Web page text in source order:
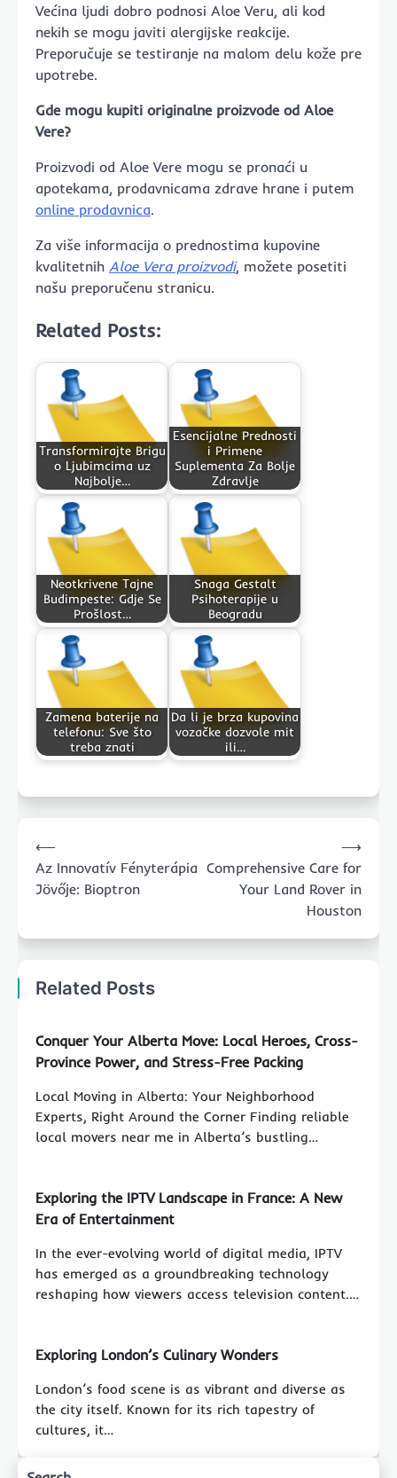
Većina ljudi dobro podnosi Aloe Veru, ali kod
nekih se mogu javiti alergijske reakcije.
Preporučuje se testiranje na malom delu kože pre
upotrebe.
Gde mogu kupiti originalne proizvode od Aloe
Vere?
Proizvodi od Aloe Vere mogu se pronaći u
apotekama, prodavnicama zdrave hrane i putem
online prodavnica.
Za više informacija o prednostima kupovine
kvalitetnih Aloe Vera proizvodi, možete posetiti
našu preporučenu stranicu.
Related Posts:
Transformirajte Brigu
o Ljubimcima uz
Najbolje…
Esencijalne Prednosti
i Primene
Suplementa Za Bolje
Zdravlje
Neotkrivene Tajne
Budimpeste: Gdje Se
Prošlost…
Snaga Gestalt
Psihoterapije u
Beogradu
Zamena baterije na
telefonu: Sve što
treba znati
Da li je brza kupovina
vozačke dozvole mit
ili…
navigation
⟵
Az Innovatív Fényterápia
Jövője: Bioptron
Comprehensive Care for
Your Land Rover in
Houston
⟶
Related Posts
Conquer Your Alberta Move: Local Heroes, Cross-
Province Power, and Stress-Free Packing
Local Moving in Alberta: Your Neighborhood
Experts, Right Around the Corner Finding reliable
local movers near me in Alberta’s bustling…
Exploring the IPTV Landscape in France: A New
Era of Entertainment
In the ever-evolving world of digital media, IPTV
has emerged as a groundbreaking technology
reshaping how viewers access television content.…
Exploring London’s Culinary Wonders
London’s food scene is as vibrant and diverse as
the city itself. Known for its rich tapestry of
cultures, it…